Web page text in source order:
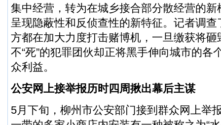
集中经营，转为在城乡接合部分散经营的
呈现隐蔽性和反侦查性的新特征。记者调
方都在加大力度打击赌博机，一旦缴获将砸
不“死”的犯罪团伙却正将黑手伸向城市的各
众利益。
公安网上接举报历时四周揪出幕后主谋
5月下旬，柳州市公安部门接到群众网上举